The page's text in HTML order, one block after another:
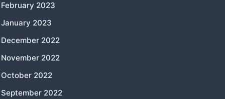
February 2023
January 2023
December 2022
November 2022
October 2022
September 2022